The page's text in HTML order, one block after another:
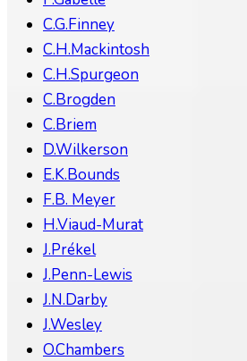
C.G.Finney
C.H.Mackintosh
C.H.Spurgeon
C.Brogden
C.Briem
D.Wilkerson
E.K.Bounds
F.B. Meyer
H.Viaud-Murat
J.Prékel
J.Penn-Lewis
J.N.Darby
J.Wesley
O.Chambers